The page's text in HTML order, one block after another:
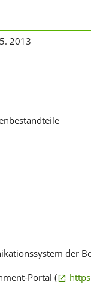
2013
der
Portal (